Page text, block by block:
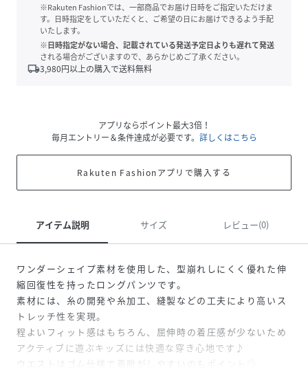
※Rakuten Fashionでは、一部商品でお届け日時をご指定いただけま
す。日時指定をしていただくと、ご希望の日にお届けできるよう手配
いたします。
※日時指定がない場合、記載されている発送予定日よりも遅れて発送
される場合がございますので、あらかじめご了承ください。
local_shipping3,980円以上の購入で送料無料
アプリならポイント最大3倍！
毎月エントリー＆条件達成が必要です。 詳しくはこちら
Rakuten Fashionアプリで購入する
アイテム説明 サイズ レビュー(0)
ワンダーシェイプ素材を使用した、型崩れしにくく優れた伸
縮回復性を持ったロングパンツです。
素材には、糸の開発や糸加工、縫製などの工夫により高いス
トレッチ性を実現。
程よいフィット感はもちろん、屈伸時の着圧感が少ないため
アクティブに遊ぶキッズには快適な穿き心地です♪
ウエストはゴム仕様で着脱がしやすいのもポイント◎